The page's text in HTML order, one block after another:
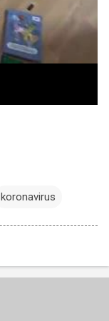
koronavirus